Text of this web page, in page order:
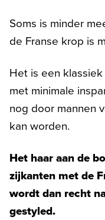
Soms is minder
de Franse krop is
Het is een
met minimale
nog door mannen
kan worden.
Het haar aan de
zijkanten met de
wordt dan recht
gestyled.